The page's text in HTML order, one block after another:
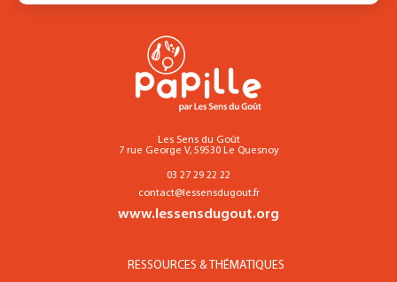
Les Sens du Goût
7 rue George V, 59530 Le Quesnoy
03 27 29 22 22
contact@lessensdugout.fr
www.lessensdugout.org
RESSOURCES & THÉMATIQUES